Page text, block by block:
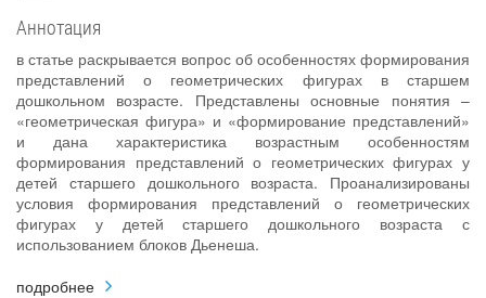
Аннотация
в статье раскрывается вопрос об особенностях формирования
представлений о геометрических фигурах в старшем
дошкольном возрасте. Представлены основные понятия –
«геометрическая фигура» и «формирование представлений»
и дана характеристика возрастным особенностям
формирования представлений о геометрических фигурах у
детей старшего дошкольного возраста. Проанализированы
условия формирования представлений о геометрических
фигурах у детей старшего дошкольного возраста с
использованием блоков Дьенеша.
подробнее